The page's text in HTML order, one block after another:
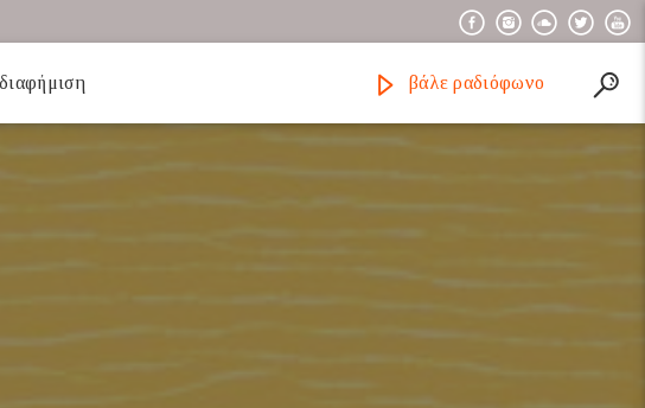
διαφήμιση βάλε ραδιόφωνο